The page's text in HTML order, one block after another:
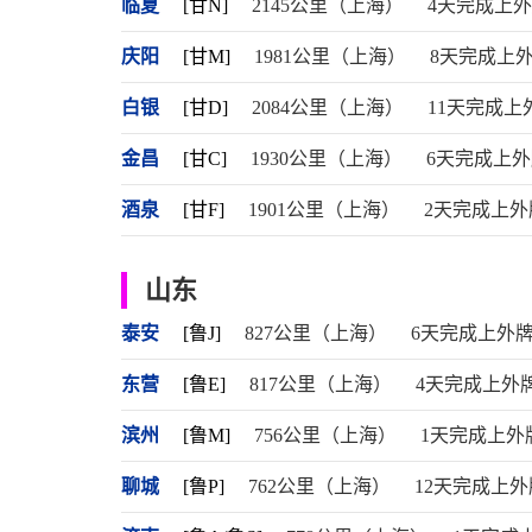
临夏 [甘N] 2145公里（上海） 4天完成上
庆阳 [甘M] 1981公里（上海） 8天完成上
白银 [甘D] 2084公里（上海） 11天完成上
金昌 [甘C] 1930公里（上海） 6天完成上
酒泉 [甘F] 1901公里（上海） 2天完成上
山东
泰安 [鲁J] 827公里（上海） 6天完成上外
东营 [鲁E] 817公里（上海） 4天完成上外
滨州 [鲁M] 756公里（上海） 1天完成上外
聊城 [鲁P] 762公里（上海） 12天完成上